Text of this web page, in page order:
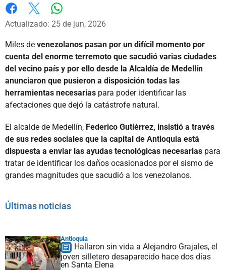
Facebook
X
Actualizado: 25 de jun, 2026
Miles de venezolanos pasan por un difícil momento por
cuenta del enorme terremoto que sacudió varias ciudades
del vecino país y por ello desde la Alcaldía de Medellín
anunciaron que pusieron a disposición todas las
herramientas necesarias para poder identificar las
afectaciones que dejó la catástrofe natural.
El alcalde de Medellín, Federico Gutiérrez, insistió a través
de sus redes sociales que la capital de Antioquia está
dispuesta a enviar las ayudas tecnológicas necesarias para
tratar de identificar los daños ocasionados por el sismo de
grandes magnitudes que sacudió a los venezolanos.
Últimas noticias
Antioquia
Hallaron sin vida a Alejandro Grajales, el
joven silletero desaparecido hace dos días
en Santa Elena